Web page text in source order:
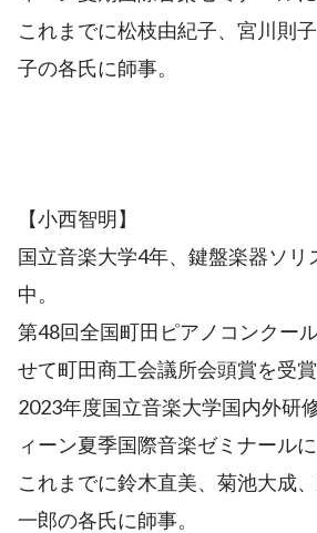
これまでに松枝由紀子、宮川則
子の各氏に師事。
【小西智明】
国立音楽大学4年、鍵盤楽器ソリ
中。
第48回全国町田ピアノコンクー
せて町田商工会議所会頭賞を受賞
2023年度国立音楽大学国内外研
ィーン夏季国際音楽ゼミナールに
これまでに鈴木直美、菊池大成
一郎の各氏に師事。